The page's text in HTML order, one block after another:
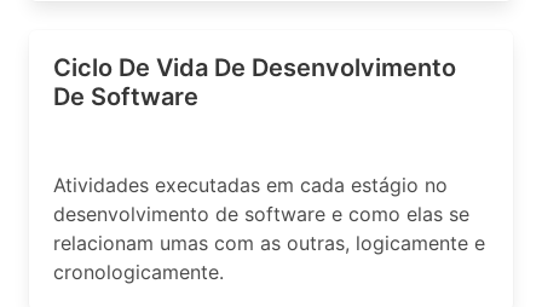
Ciclo De Vida De Desenvolvimento
De Software
Atividades executadas em cada estágio no
desenvolvimento de software e como elas se
relacionam umas com as outras, logicamente e
cronologicamente.